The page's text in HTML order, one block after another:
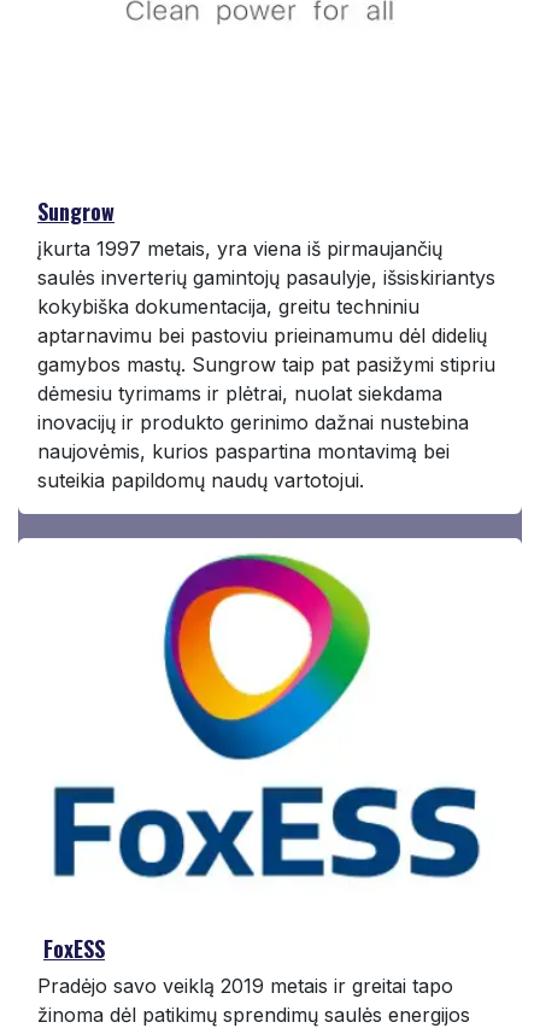
Sungrow
įkurta 1997 metais, yra viena iš pirmaujančių
saulės inverterių gamintojų pasaulyje, išsiskiriantys
kokybiška dokumentacija, greitu techniniu
aptarnavimu bei pastoviu prieinamumu dėl didelių
gamybos mastų. Sungrow taip pat pasižymi stipriu
dėmesiu tyrimams ir plėtrai, nuolat siekdama
inovacijų ir produkto gerinimo dažnai nustebina
naujovėmis, kurios paspartina montavimą bei
suteikia papildomų naudų vartotojui.
FoxESS
Pradėjo savo veiklą 2019 metais ir greitai tapo
žinoma dėl patikimų sprendimų saulės energijos